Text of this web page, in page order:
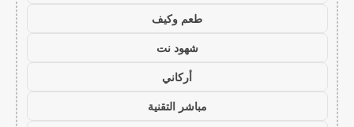
طعم وكيف
شهود نت
أركاني
مباشر التقنية